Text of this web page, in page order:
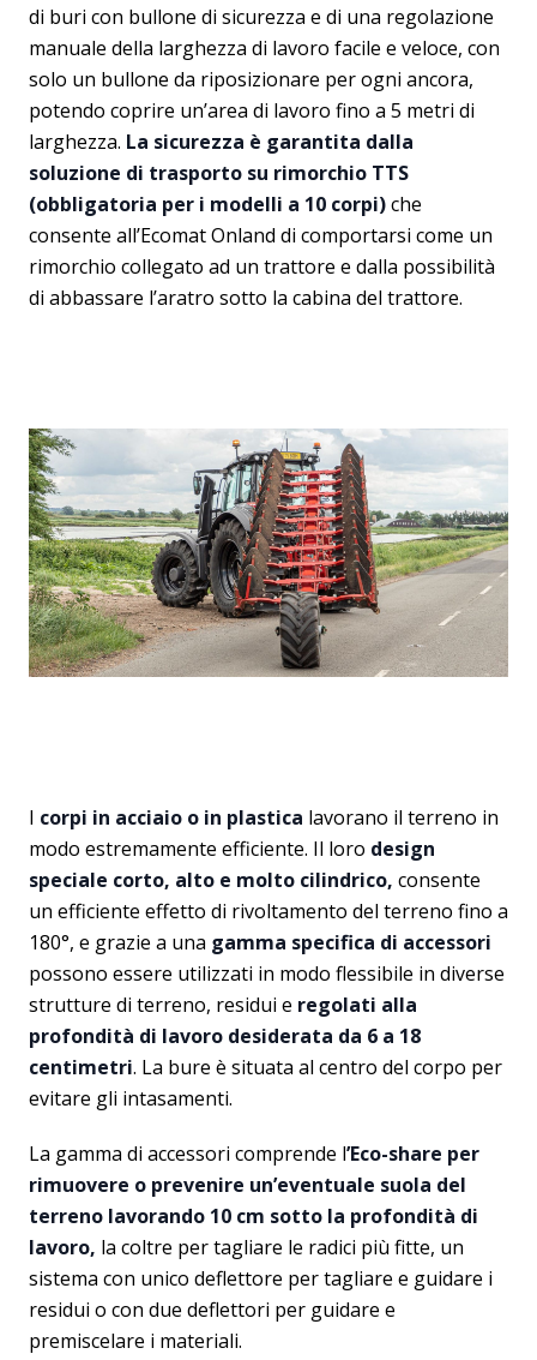
di buri con bullone di sicurezza e di una regolazione
manuale della larghezza di lavoro facile e veloce, con
solo un bullone da riposizionare per ogni ancora,
potendo coprire un’area di lavoro fino a 5 metri di
larghezza. La sicurezza è garantita dalla
soluzione di trasporto su rimorchio TTS
(obbligatoria per i modelli a 10 corpi)che
consente all’Ecomat Onland di comportarsi come un
rimorchio collegato ad un trattore e dalla possibilità
di abbassare l’aratro sotto la cabina del trattore.
I corpi in acciaio o in plastica lavorano il terreno in
modo estremamente efficiente. Il loro design
speciale corto, alto e molto cilindrico, consente
un efficiente effetto di rivoltamento del terreno fino a
180°, e grazie a una gamma specifica di accessori
possono essere utilizzati in modo flessibile in diverse
strutture di terreno, residui e regolati alla
profondità di lavoro desiderata da 6 a 18
centimetri. La bure è situata al centro del corpo per
evitare gli intasamenti.
La gamma di accessori comprende l’Eco-share per
rimuovere o prevenire un’eventuale suola del
terreno lavorando 10 cm sotto la profondità di
lavoro, la coltre per tagliare le radici più fitte, un
sistema con unico deflettore per tagliare e guidare i
residui o con due deflettori per guidare e
premiscelare i materiali.